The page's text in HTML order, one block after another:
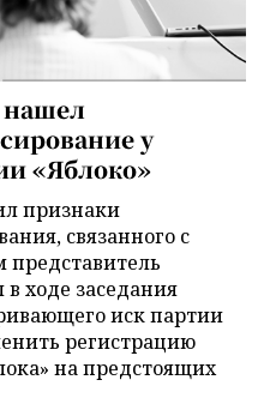
у
«Яблоко»
признаки
связанного с
представитель
ходе заседания
иск партии
регистрацию
на предстоящих